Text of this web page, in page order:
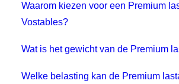
Waarom kiezen voor een Premium
Vostables?
Wat is het gewicht van de Premium
Welke belasting kan de Premium